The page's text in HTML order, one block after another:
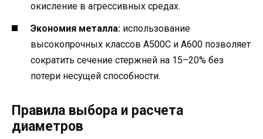
окисление в агрессивных средах.
Экономия металла: использование
высокопрочных классов А500С и А600 позволяет
сократить сечение стержней на 15–20% без
потери несущей способности.
Правила выбора и расчета
диаметров